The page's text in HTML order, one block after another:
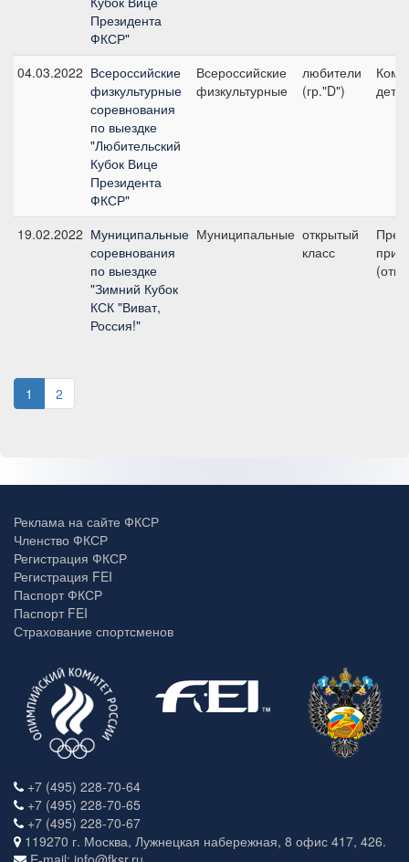
Президента
ФКСР"
04.03.2022 Всероссийские
физкультурные
соревнования
по выездке
"Любительский
Кубок Вице
Президента
ФКСР"
Всероссийские
физкультурные
любители
(гр."D")
дети
19.02.2022 Муниципальные
соревнования
по выездке
"Зимний Кубок
КСК "Виват,
Россия!"
Муниципальные открытый
класс
1 2
Реклама на сайте ФКСР
Членство ФКСР
Регистрация ФКСР
Регистрация FEI
Паспорт ФКСР
Паспорт FEI
Страхование спортсменов
+7 (495) 228-70-64
+7 (495) 228-70-65
+7 (495) 228-70-67
119270 г. Москва, Лужнецкая набережная, 8 офис 417, 426.